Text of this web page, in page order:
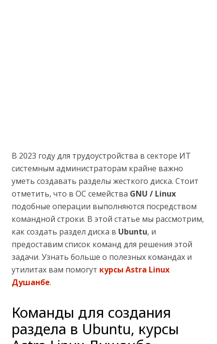
В 2023 году для трудоустройства в секторе ИТ
системным администраторам крайне важно
уметь создавать разделы жесткого диска. Стоит
отметить, что в ОС семейства GNU / Linux
подобные операции выполняются посредством
командной строки. В этой статье мы рассмотрим,
как создать раздел диска в Ubuntu, и
предоставим список команд для решения этой
задачи. Узнать больше о полезных командах и
утилитах вам помогут курсы Astra Linux
Душанбе.
Команды для создания
раздела в Ubuntu, курсы